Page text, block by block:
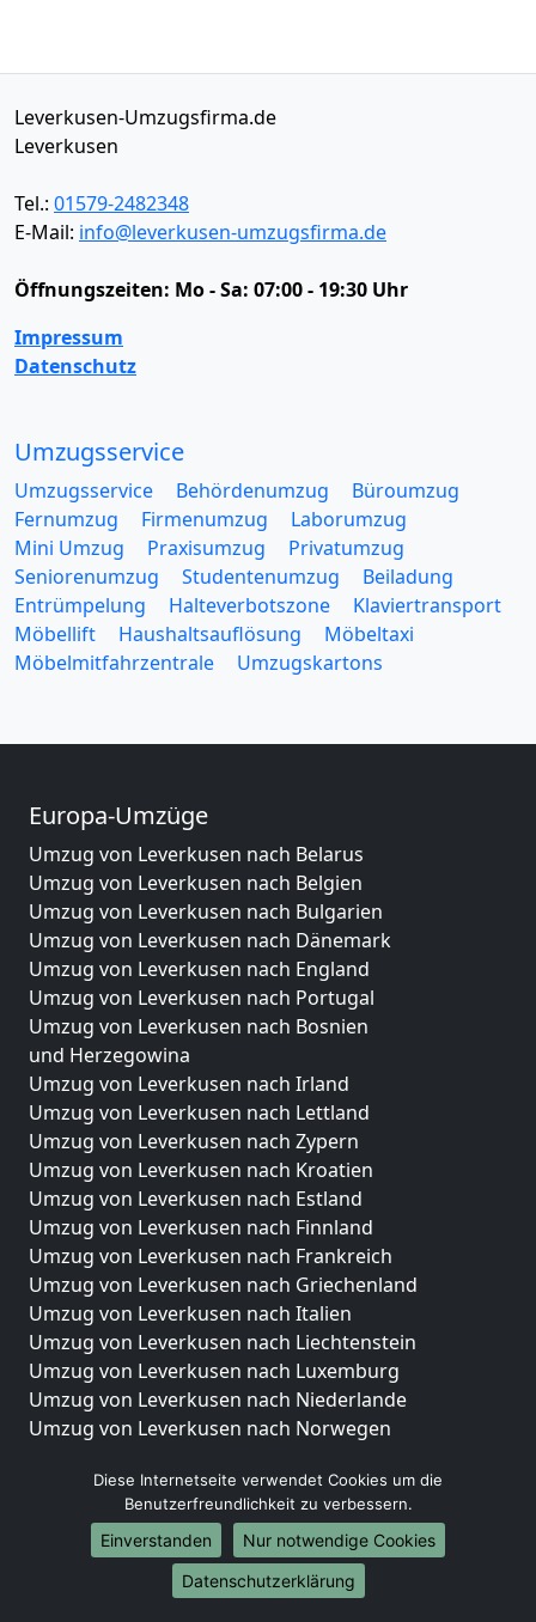
Leverkusen-Umzugsfirma.de
Leverkusen
Tel.: 01579-2482348
E-Mail: info@leverkusen-umzugsfirma.de
Öffnungszeiten: Mo - Sa: 07:00 - 19:30 Uhr
Impressum
Datenschutz
Umzugsservice
Umzugsservice Behördenumzug
Büroumzug
Fernumzug
Firmenumzug
Laborumzug
Mini Umzug
Praxisumzug
Privatumzug
Seniorenumzug
Studentenumzug
Beiladung
Entrümpelung
Halteverbotszone
Klaviertransport
Möbellift
Haushaltsauflösung
Möbeltaxi
Möbelmitfahrzentrale
Umzugskartons
Europa-Umzüge
Umzug von Leverkusen nach Belarus
Umzug von Leverkusen nach Belgien
Umzug von Leverkusen nach Bulgarien
Umzug von Leverkusen nach Dänemark
Umzug von Leverkusen nach England
Umzug von Leverkusen nach Portugal
Umzug von Leverkusen nach Bosnien
und Herzegowina
Umzug von Leverkusen nach Irland
Umzug von Leverkusen nach Lettland
Umzug von Leverkusen nach Zypern
Umzug von Leverkusen nach Kroatien
Umzug von Leverkusen nach Estland
Umzug von Leverkusen nach Finnland
Umzug von Leverkusen nach Frankreich
Umzug von Leverkusen nach Griechenland
Umzug von Leverkusen nach Italien
Umzug von Leverkusen nach Liechtenstein
Umzug von Leverkusen nach Luxemburg
Umzug von Leverkusen nach Niederlande
Umzug von Leverkusen nach Norwegen
Umzüge-Deutschlandweit
Umzug von Leverkusen nach Berlin
Umzug von Leverkusen nach Hamburg
Umzug von Leverkusen nach München
Umzug von Leverkusen nach Köln
Diese Internetseite verwendet Cookies um die
Benutzerfreundlichkeit zu verbessern.
Einverstanden
Nur notwendige Cookies
Datenschutzerklärung